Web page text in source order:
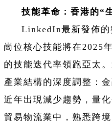
技能革命：香港的“
LinkedIn最新發佈的
崗位核心技能將在2025
的技能迭代率領跑亞太
產業結構的深度調整：
近年出現減少趨勢，量
貿易物流業中，熟悉跨